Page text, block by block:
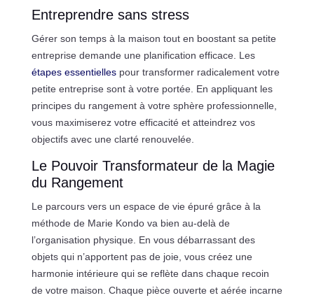
Entreprendre sans stress
Gérer son temps à la maison tout en boostant sa petite
entreprise demande une planification efficace. Les
étapes essentiellespour transformer radicalement votre
petite entreprise sont à votre portée. En appliquant les
principes du rangement à votre sphère professionnelle,
vous maximiserez votre efficacité et atteindrez vos
objectifs avec une clarté renouvelée.
Le Pouvoir Transformateur de la Magie
du Rangement
Le parcours vers un espace de vie épuré grâce à la
méthode de Marie Kondo va bien au-delà de
l’organisation physique. En vous débarrassant des
objets qui n’apportent pas de joie, vous créez une
harmonie intérieure qui se reflète dans chaque recoin
de votre maison. Chaque pièce ouverte et aérée incarne